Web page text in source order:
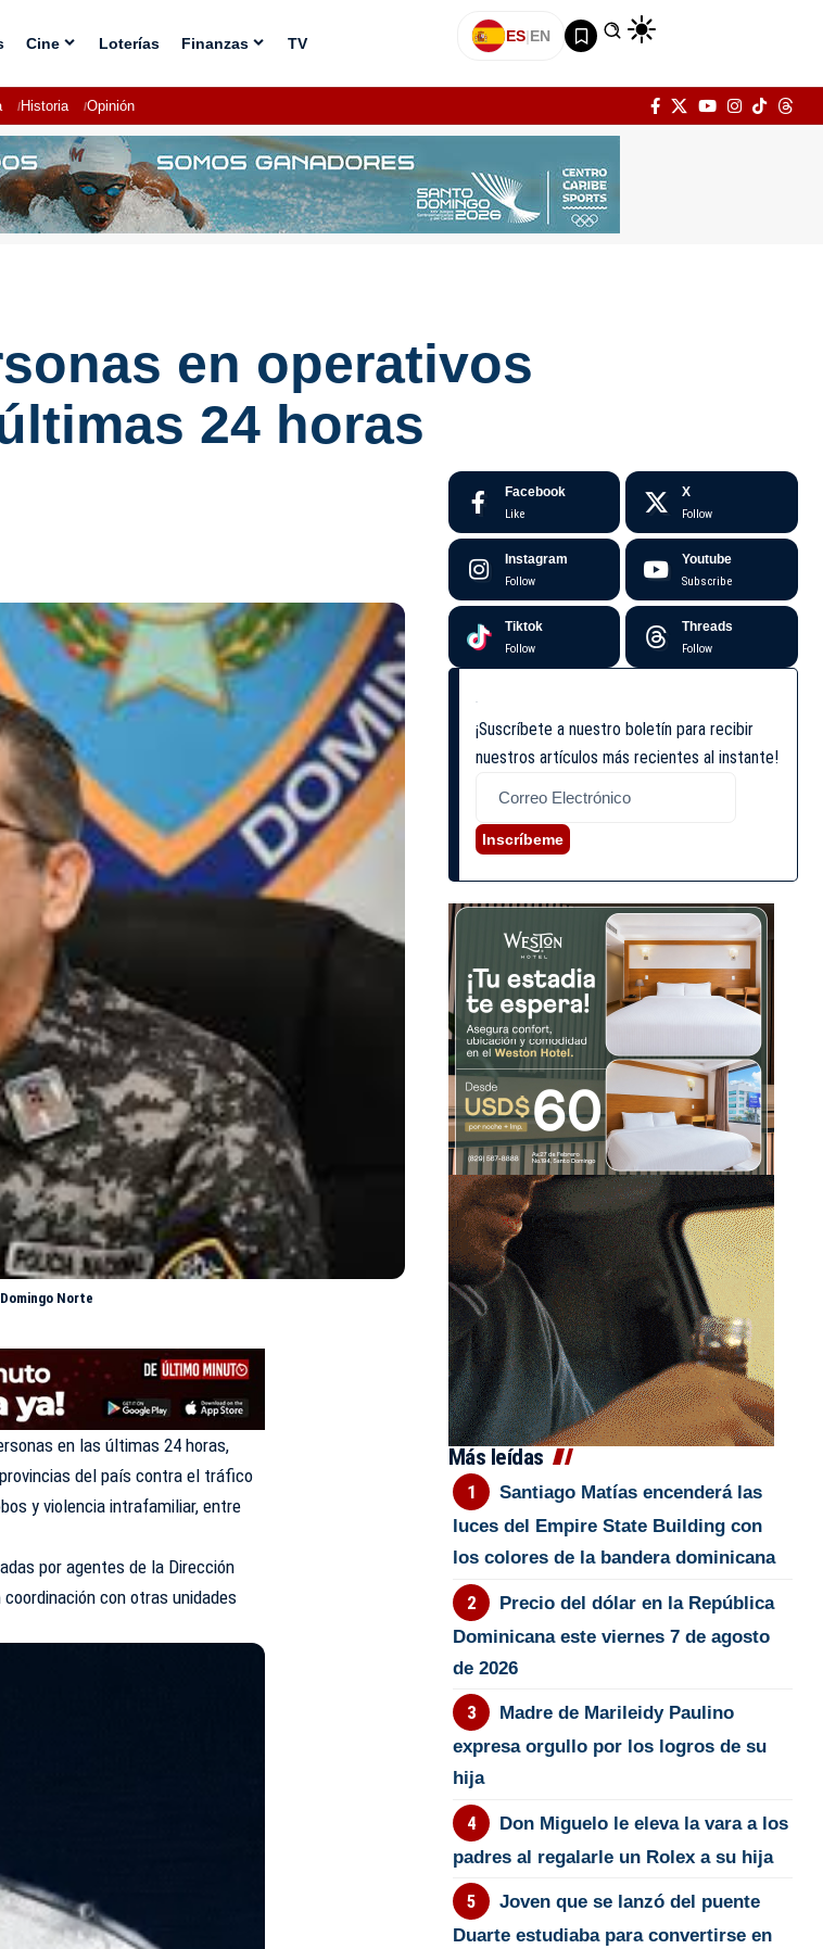
Cine Loterías Finanzas TV ES|EN
Historia Opinión
en operativos
24 horas
Norte
en las últimas 24 horas,
del país contra el tráfico
y violencia intrafamiliar, entre
por agentes de la Dirección
con otras unidades
Facebook
Like
X
Follow
Instagram
Follow
Youtube
Subscribe
Tiktok
Follow
Threads
Follow
¡Suscríbete a nuestro boletín para recibir
nuestros artículos más recientes al instante!
Inscríbeme
Más leídas
Santiago Matías encenderá las
luces del Empire State Building con
los colores de la bandera dominicana
Precio del dólar en la República
Dominicana este viernes 7 de agosto
de 2026
Madre de Marileidy Paulino
expresa orgullo por los logros de su
hija
Don Miguelo le eleva la vara a los
padres al regalarle un Rolex a su hija
Joven que se lanzó del puente
Duarte estudiaba para convertirse en